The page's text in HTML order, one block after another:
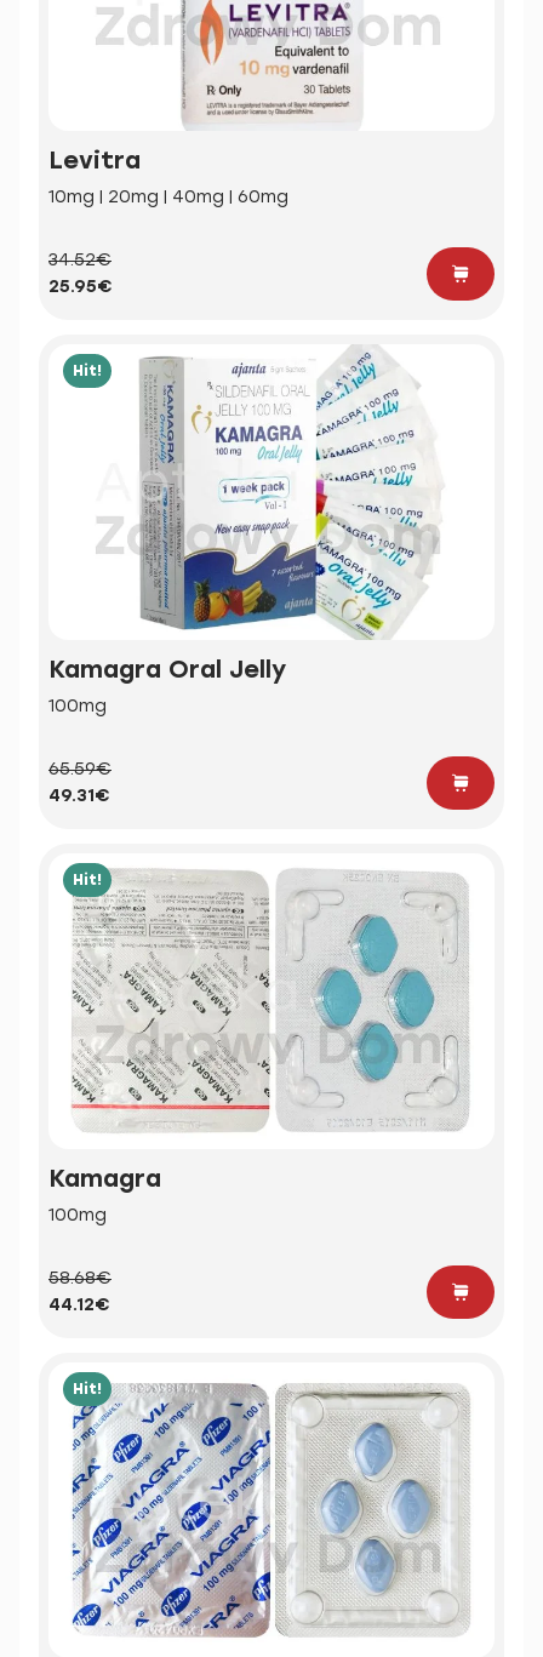
Levitra
10mg | 20mg | 40mg | 60mg
34.52€
25.95€
Hit!
Kamagra Oral Jelly
100mg
65.59€
49.31€
Hit!
Kamagra
100mg
58.68€
44.12€
Hit!